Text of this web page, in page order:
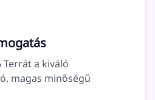
Terrát a kiváló
magas minőségű